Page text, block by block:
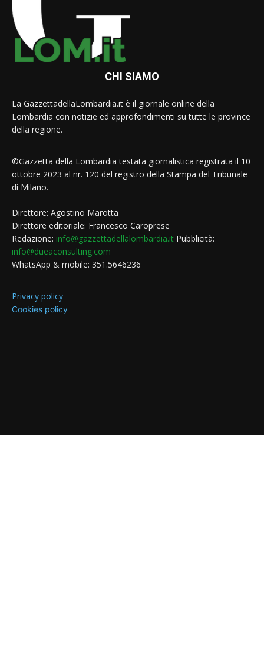
CHI SIAMO
La GazzettadellaLombardia.it è il giornale online della
Lombardia con notizie ed approfondimenti su tutte le province
della regione.
©Gazzetta della Lombardia testata giornalistica registrata il 10
ottobre 2023 al nr. 120 del registro della Stampa del Tribunale
di Milano.
Direttore: Agostino Marotta
Direttore editoriale: Francesco Caroprese
Redazione: info@gazzettadellalombardia.it Pubblicità:
info@dueaconsulting.com
WhatsApp & mobile: 351.5646236
Privacy policy
Cookies policy